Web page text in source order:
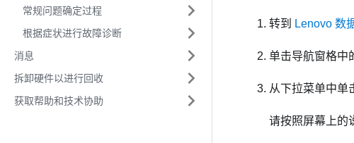
常规问题确定过程
根据症状进行故障诊断
消息
拆卸硬件以进行回收
获取帮助和技术协助
转到 Lenovo 数
单击导航窗格中
从下拉菜单中单
请按照屏幕上的